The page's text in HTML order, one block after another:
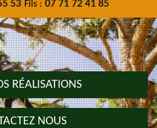
53 Fils : 07 71 72 41 85
RÉALISATIONS
NOUS